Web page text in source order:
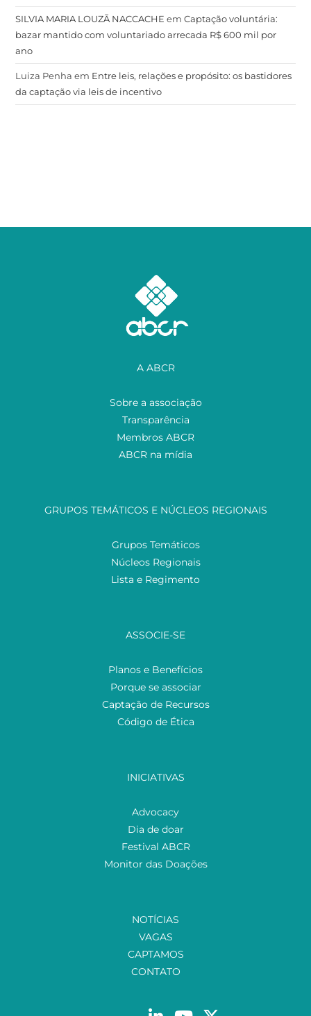
SILVIA MARIA LOUZÃ NACCACHE emCaptação voluntária:
bazar mantido com voluntariado arrecada R$ 600 mil por
ano
Luiza Penha em Entre leis, relações e propósito: os bastidores
da captação via leis de incentivo
A ABCR
Sobre a associação
Transparência
Membros ABCR
ABCR na mídia
GRUPOS TEMÁTICOS E NÚCLEOS REGIONAIS
Grupos Temáticos
Núcleos Regionais
Lista e Regimento
ASSOCIE-SE
Planos e Benefícios
Porque se associar
Captação de Recursos
Código de Ética
INICIATIVAS
Advocacy
Dia de doar
Festival ABCR
Monitor das Doações
NOTÍCIAS
VAGAS
CAPTAMOS
CONTATO